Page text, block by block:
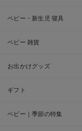
ベビー・新生児 寝具
ベビー 雑貨
お出かけグッズ
ギフト
ベビー｜季節の特集